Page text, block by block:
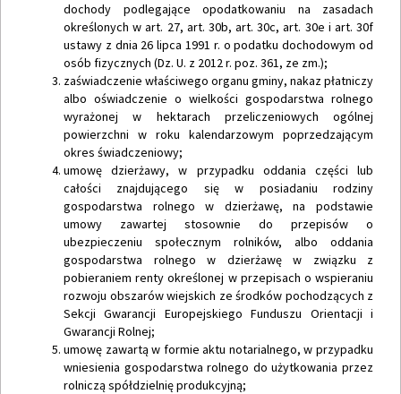
dochody podlegające opodatkowaniu na zasadach
określonych w art. 27, art. 30b, art. 30c, art. 30e i art. 30f
ustawy z dnia 26 lipca 1991 r. o podatku dochodowym od
osób fizycznych (Dz. U. z 2012 r. poz. 361, ze zm.);
zaświadczenie właściwego organu gminy, nakaz płatniczy
albo oświadczenie o wielkości gospodarstwa rolnego
wyrażonej w hektarach przeliczeniowych ogólnej
powierzchni w roku kalendarzowym poprzedzającym
okres świadczeniowy;
umowę dzierżawy, w przypadku oddania części lub
całości znajdującego się w posiadaniu rodziny
gospodarstwa rolnego w dzierżawę, na podstawie
umowy zawartej stosownie do przepisów o
ubezpieczeniu społecznym rolników, albo oddania
gospodarstwa rolnego w dzierżawę w związku z
pobieraniem renty określonej w przepisach o wspieraniu
rozwoju obszarów wiejskich ze środków pochodzących z
Sekcji Gwarancji Europejskiego Funduszu Orientacji i
Gwarancji Rolnej;
umowę zawartą w formie aktu notarialnego, w przypadku
wniesienia gospodarstwa rolnego do użytkowania przez
rolniczą spółdzielnię produkcyjną;